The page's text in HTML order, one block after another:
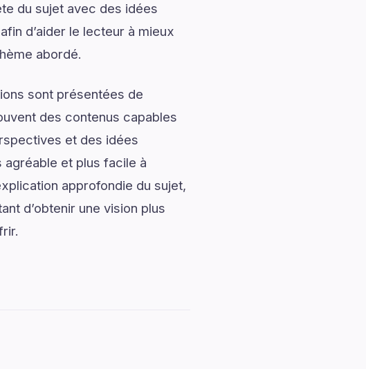
du sujet avec des idées
d’aider le lecteur à mieux
abordé.
sont présentées de
des contenus capables
et des idées
et plus facile à
approfondie du sujet,
d’obtenir une vision plus